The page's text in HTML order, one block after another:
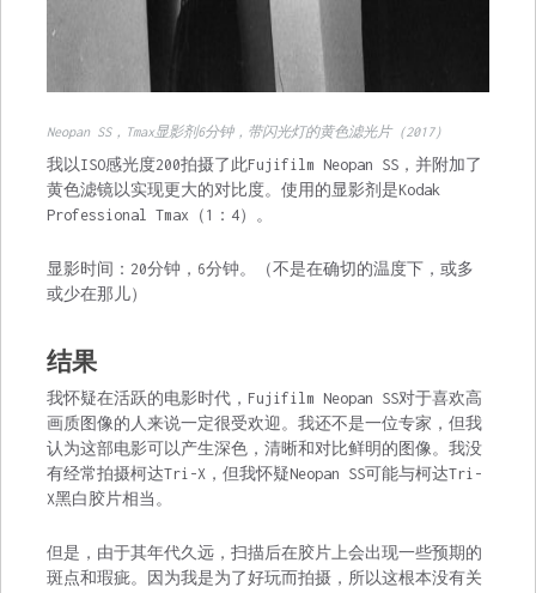
Neopan SS，Tmax显影剂6分钟，带闪光灯的黄色滤光片（2017）
我以ISO感光度200拍摄了此Fujifilm Neopan SS，并附加了
黄色滤镜以实现更大的对比度。使用的显影剂是Kodak
Professional Tmax（1：4）。
显影时间：20分钟，6分钟。（不是在确切的温度​​下，或多
或少在那儿）
结果
我怀疑在活跃的电影时代，Fujifilm Neopan SS对于喜欢高
画质图像的人来说一定很受欢迎。我还不是一位专家，但我
认为这部电影可以产生深色，清晰和对比鲜明的图像。我没
有经常拍摄柯达Tri-X，但我怀疑Neopan SS可能与柯达Tri-
X黑白胶片相当。
但是，由于其年代久远，扫描后在胶片上会出现一些预期的
斑点和瑕疵。因为我是为了好玩而拍摄，所以这根本没有关